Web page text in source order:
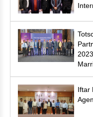
Iftar